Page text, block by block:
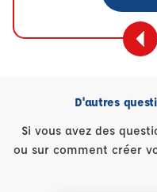
D'autres
Si vous avez des
ou sur comment créer